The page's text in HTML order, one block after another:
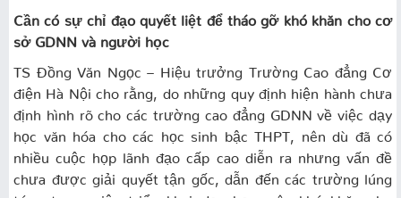
Cần có sự chỉ đạo quyết liệt để tháo gỡ khó khăn cho cơ
sở GDNN và người học
TS Đồng Văn Ngọc – Hiệu trưởng Trường Cao đẳng Cơ
điện Hà Nội cho rằng, do những quy định hiện hành chưa
định hình rõ cho các trường cao đẳng GDNN về việc dạy
học văn hóa cho các học sinh bậc THPT, nên dù đã có
nhiều cuộc họp lãnh đạo cấp cao diễn ra nhưng vấn đề
chưa được giải quyết tận gốc, dẫn đến các trường lúng